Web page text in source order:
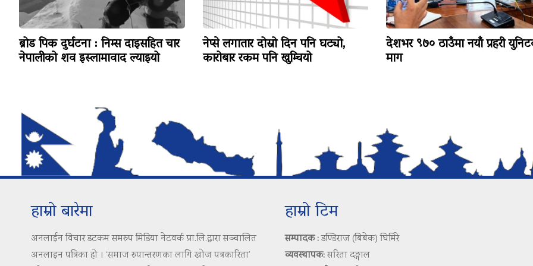
ब्रोड पिक दुर्घटना : निम्स दाइसहित चार
नेपालीको शव इस्लामावाद ल्याइयो
नेप्से लगातार दोस्रो दिन पनि घट्यो,
कारोबार रकम पनि खुम्चियो
देशभर ९७० ठाउँमा नयाँ प्रहरी
माग
हाम्रो बारेमा
अनलाईन विचार डटकम समरुप मिडिया नेटवर्क प्रा.लि.द्वारा सञ्चालित
अनलाइन पत्रिका हो । ‘समाज रुपान्तरणका लागि खोज पत्रकारिता’
हाम्रो टिम
सम्पादक :डण्डिराज (बिबेक) घिमिरे
व्यवस्थापक:सरिता दङ्गाल